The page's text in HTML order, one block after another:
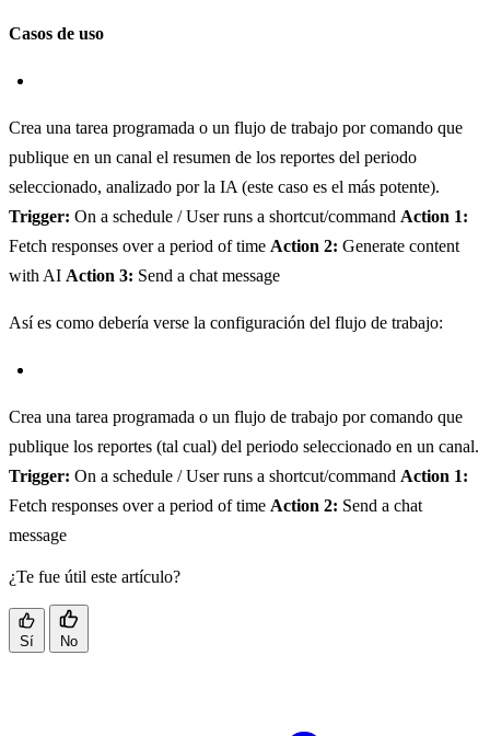
Casos de uso
Crea una tarea programada o un flujo de trabajo por comando que
publique en un canal el resumen de los reportes del periodo
seleccionado, analizado por la IA (este caso es el más potente).
Trigger: On a schedule / User runs a shortcut/command Action 1:
Fetch responses over a period of time Action 2: Generate content
with AI Action 3: Send a chat message
Así es como debería verse la configuración del flujo de trabajo:
Crea una tarea programada o un flujo de trabajo por comando que
publique los reportes (tal cual) del periodo seleccionado en un canal.
Trigger: On a schedule / User runs a shortcut/command Action 1:
Fetch responses over a period of time Action 2: Send a chat
message
¿Te fue útil este artículo?
Sí No